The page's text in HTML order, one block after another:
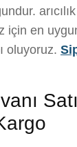
için en
oluyoruz.